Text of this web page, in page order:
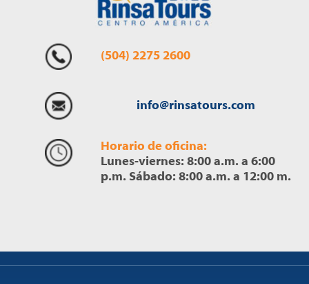
(504) 2275 2600
info@rinsatours.com
Horario de oficina:
Lunes-viernes: 8:00 a.m. a 6:00
p.m. Sábado: 8:00 a.m. a 12:00 m.